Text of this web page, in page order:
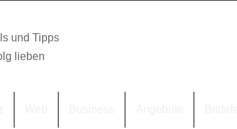
und Tipps
lieben